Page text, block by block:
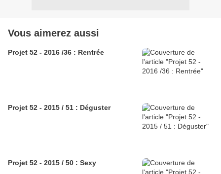
Vous aimerez aussi
Projet 52 - 2016 /36 : Rentrée
Projet 52 - 2015 / 51 : Déguster
Projet 52 - 2015 / 50 : Sexy